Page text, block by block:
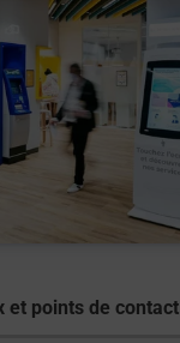
et points de contact